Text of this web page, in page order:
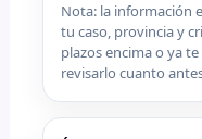
Nota: la información
tu caso, provincia y
plazos encima o ya
revisarlo cuanto